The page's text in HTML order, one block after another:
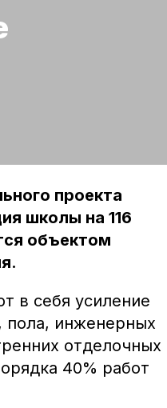
проекта
школы на 116
объектом
в себя усиление
пола, инженерных
отделочных
40% работ